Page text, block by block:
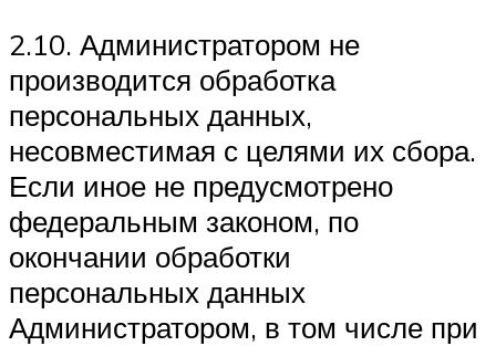
2.10. Администратором не
производится обработка
персональных данных,
несовместимая с целями их сбора.
Если иное не предусмотрено
федеральным законом, по
окончании обработки
персональных данных
Администратором, в том числе при